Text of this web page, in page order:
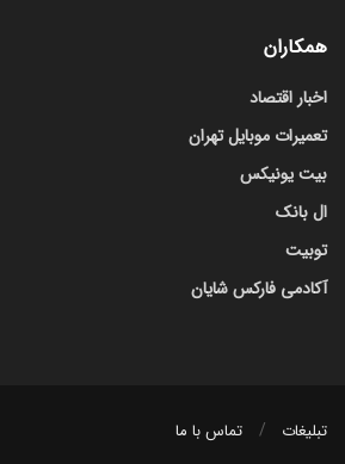
همکاران
اخبار اقتصاد
تعمیرات موبایل تهران
بیت یونیکس
ال بانک
توبیت
آکادمی فارکس شایان
تبلیغات تماس با ما